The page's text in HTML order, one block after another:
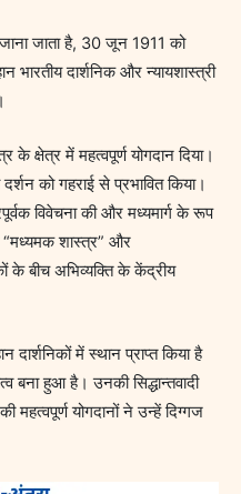
जाता है, 30 जून 1911 को
दार्शनिक और न्यायशास्त्री
क्षेत्र में महत्वपूर्ण योगदान दिया।
दर्शन को गहराई से प्रभावित किया।
विवेचना की और मध्यमार्ग के रूप
शास्त्र” और
के बीच अभिव्यक्ति के केंद्रीय
दार्शनिकों में स्थान प्राप्त किया है
हुआ है। उनकी सिद्धान्तवादी
महत्वपूर्ण योगदानों ने उन्हें दिग्गज